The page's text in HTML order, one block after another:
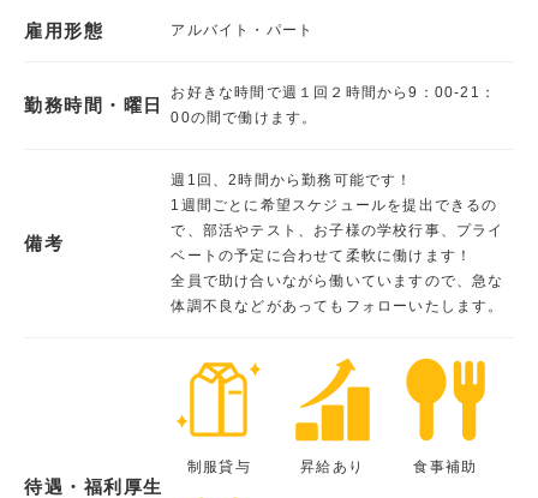
雇用形態 アルバイト・パート
勤務時間・曜日
お好きな時間で週１回２時間から9：00-21：
00の間で働けます。
備考
週1回、2時間から勤務可能です！
1週間ごとに希望スケジュールを提出できるの
で、部活やテスト、お子様の学校行事、プライ
ベートの予定に合わせて柔軟に働けます！
全員で助け合いながら働いていますので、急な
体調不良などがあってもフォローいたします。
待遇・福利厚生
制服貸与 昇給あり 食事補助